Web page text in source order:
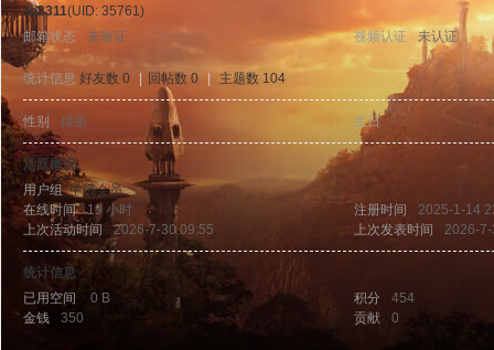
8w
zb2311(UID: 35761)
邮箱状态
未验证 视频认证 未认证
统计信息 好友数 0 回帖数 0 主题数 104
性别 保密 生日 -
活跃概况
用户组中级会员
在线时间
19 小时 注册时间
2025-1-14
上次活动时间
2026-7-30 09:55 上次发表时间 2026-
统计信息
已用空间
0 B 积分
454
金钱
350 贡献 0